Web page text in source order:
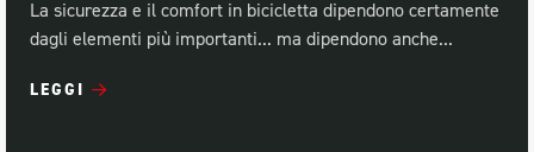
La sicurezza e il comfort in bicicletta dipendono certamente
dagli elementi più importanti... ma dipendono anche...
LEGGI